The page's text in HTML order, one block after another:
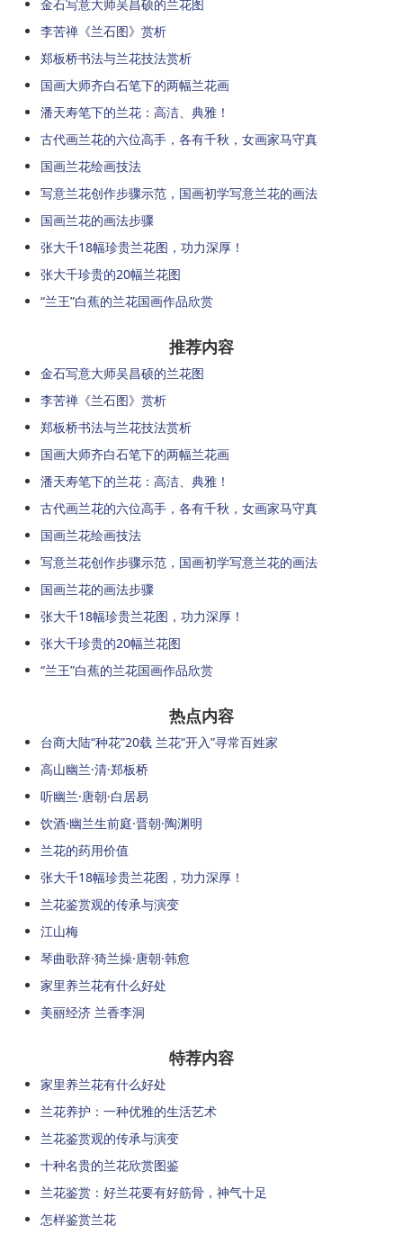
金石写意大师吴昌硕的兰花图
李苦禅《兰石图》赏析
郑板桥书法与兰花技法赏析
国画大师齐白石笔下的两幅兰花画
潘天寿笔下的兰花：高洁、典雅！
古代画兰花的六位高手，各有千秋，女画家马守真
国画兰花绘画技法
写意兰花创作步骤示范，国画初学写意兰花的画法
国画兰花的画法步骤
张大千18幅珍贵兰花图，功力深厚！
张大千珍贵的20幅兰花图
“兰王”白蕉的兰花国画作品欣赏
推荐内容
金石写意大师吴昌硕的兰花图
李苦禅《兰石图》赏析
郑板桥书法与兰花技法赏析
国画大师齐白石笔下的两幅兰花画
潘天寿笔下的兰花：高洁、典雅！
古代画兰花的六位高手，各有千秋，女画家马守真
国画兰花绘画技法
写意兰花创作步骤示范，国画初学写意兰花的画法
国画兰花的画法步骤
张大千18幅珍贵兰花图，功力深厚！
张大千珍贵的20幅兰花图
“兰王”白蕉的兰花国画作品欣赏
热点内容
台商大陆“种花”20载 兰花“开入”寻常百姓家
高山幽兰·清·郑板桥
听幽兰·唐朝·白居易
饮酒·幽兰生前庭·晋朝·陶渊明
兰花的药用价值
张大千18幅珍贵兰花图，功力深厚！
兰花鉴赏观的传承与演变
江山梅
琴曲歌辞·猗兰操·唐朝·韩愈
家里养兰花有什么好处
美丽经济 兰香李洞
特荐内容
家里养兰花有什么好处
兰花养护：一种优雅的生活艺术
兰花鉴赏观的传承与演变
十种名贵的兰花欣赏图鉴
兰花鉴赏：好兰花要有好筋骨，神气十足
怎样鉴赏兰花